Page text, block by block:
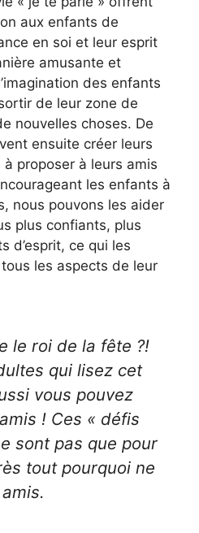
aux enfants de
en soi et leur esprit
amusante et
des enfants
de leur zone de
nouvelles choses. De
ensuite créer leurs
proposer à leurs amis
les enfants à
nous pouvons les aider
plus confiants, plus
d’esprit, ce qui les
les aspects de leur
le roi de la fête ?!
qui lisez cet
vous pouvez
! Ces « défis
sont pas que pour
tout pourquoi ne